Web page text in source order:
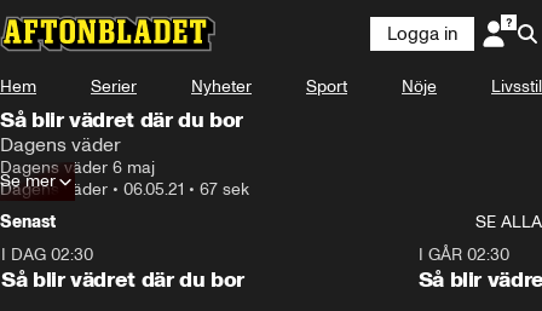
Logga in
Hem Serier Nyheter Sport Nöje Livsstil
Så blir vädret där du bor
Dagens väder
Dagens väder 6 maj
Dagens väder • 06.05.21 • 67 sek
Se mer
Senast
SE ALLA
I DAG 02:30
Så blir vädret där du bor
I GÅR 02:30
Så blir